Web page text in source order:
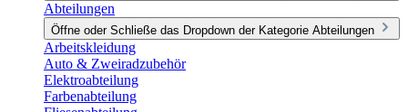
Abteilungen
Öffne oder Schließe das Dropdown der Kategorie Abteilungen
Arbeitskleidung
Auto & Zweiradzubehör
Elektroabteilung
Farbenabteilung